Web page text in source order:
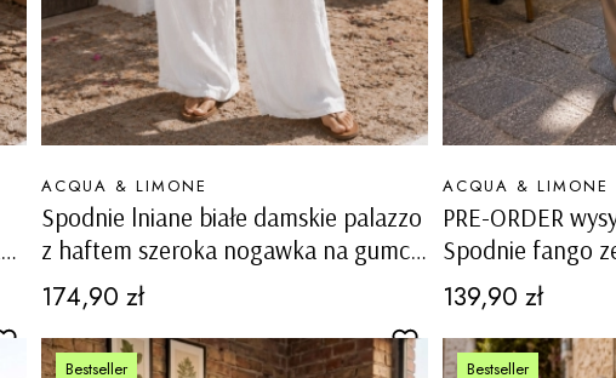
Spodnie lniane białe damskie palazzo
z haftem szeroka nogawka na gumce
kieszenie Moresca
PRODUCENT
ACQUA & LIMONE
Cena
174,90 zł
PRE-ORDER
Spodnie fango
ozdobnym
wysokim stanem
PRODUCENT
ACQUA & LIMONE
Cena
139,90 zł
Bestseller Bestseller